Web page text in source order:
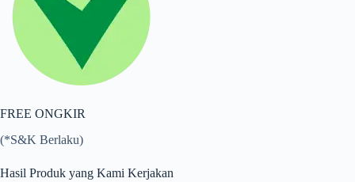
FREE ONGKIR
(*S&K Berlaku)
Hasil Produk yang Kami Kerjakan